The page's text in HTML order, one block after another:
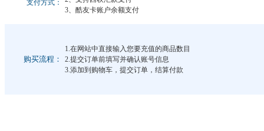
支付方式：
3、酷友卡账户余额支付
购买流程：
1.在网站中直接输入您要充值的商品数目
2.提交订单前填写并确认账号信息
3.添加到购物车，提交订单，结算付款